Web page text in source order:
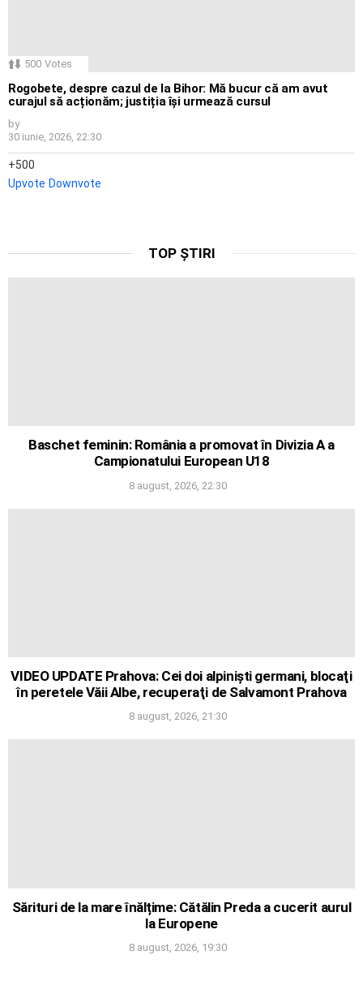
500 Votes
Rogobete, despre cazul de la Bihor: Mă bucur că am avut
curajul să acționăm; justiția își urmează cursul
by
30 iunie, 2026, 22:30
500
Upvote Downvote
TOP ȘTIRI
Baschet feminin: România a promovat în Divizia A a
Campionatului European U18
8 august, 2026, 22:30
VIDEO UPDATE Prahova: Cei doi alpinişti germani, blocaţi
în peretele Văii Albe, recuperaţi de Salvamont Prahova
8 august, 2026, 21:30
Sărituri de la mare înălțime: Cătălin Preda a cucerit aurul
la Europene
8 august, 2026, 19:30